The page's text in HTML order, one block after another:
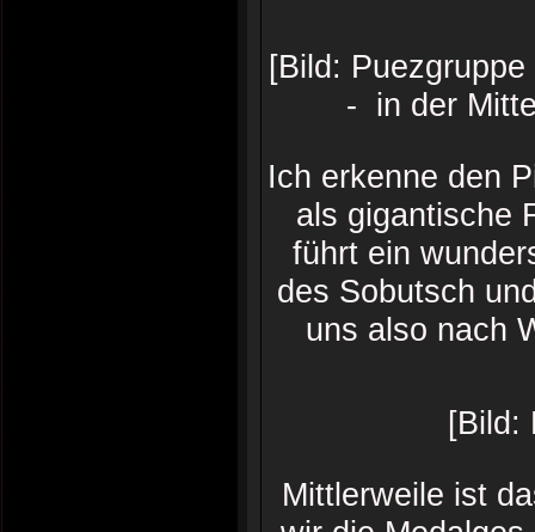
[Bild:
- in der
Ich erkenne den
als gigantische
führt ein
des Sobutsch
uns also nach
[Bild:
Mittlerweile ist